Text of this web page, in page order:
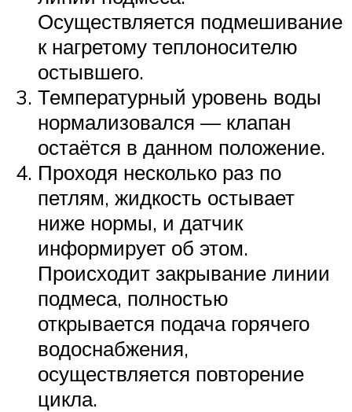
Осуществляется подмешивание
к нагретому теплоносителю
остывшего.
Температурный уровень воды
нормализовался — клапан
остаётся в данном положение.
Проходя несколько раз по
петлям, жидкость остывает
ниже нормы, и датчик
информирует об этом.
Происходит закрывание линии
подмеса, полностью
открывается подача горячего
водоснабжения,
осуществляется повторение
цикла.